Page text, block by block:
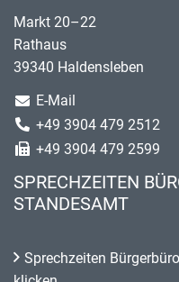
Markt 20–22
Rathaus
39340 Haldensleben
E-Mail
+49 3904 479 2512
+49 3904 479 2599
SPRECHZEITEN
STANDESAMT
Sprechzeiten